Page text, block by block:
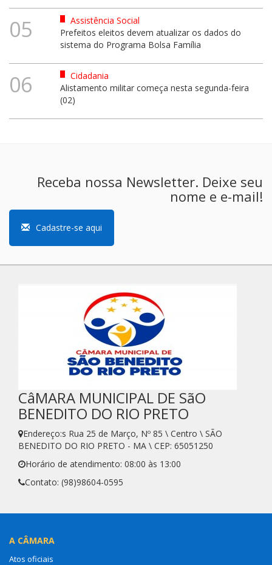
05
Assistência Social
Prefeitos eleitos devem atualizar os dados do
sistema do Programa Bolsa Família
06
Cidadania
Alistamento militar começa nesta segunda-feira
(02)
Receba nossa Newsletter. Deixe seu
nome e e-mail!
Cadastre-se aqui
CâMARA MUNICIPAL DE SãO
BENEDITO DO RIO PRETO
Endereço:s Rua 25 de Março, Nº 85 \ Centro \ SÃO
BENEDITO DO RIO PRETO - MA \ CEP: 65051250
Horário de atendimento: 08:00 às 13:00
Contato: (98)98604-0595
A CÂMARA
Atos oficiais